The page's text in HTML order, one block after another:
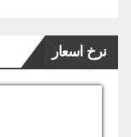
نرخ اسعار